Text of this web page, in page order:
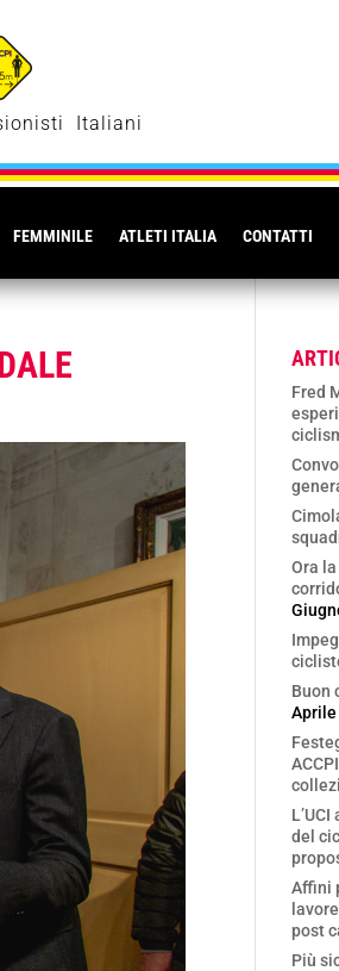
Italiani
FEMMINILE ATLETI ITALIA CONTATTI
Fred
Ora
Buon
del
Affini
post
Più